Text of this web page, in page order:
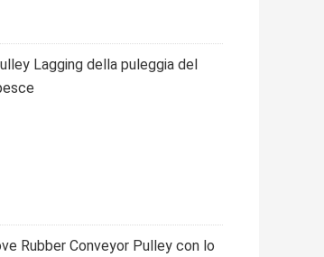
Lagging della puleggia del
Rubber Conveyor Pulley con lo